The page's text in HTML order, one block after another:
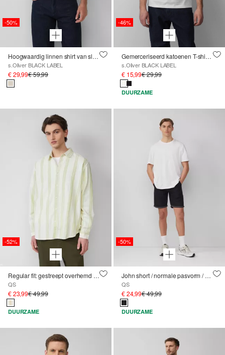
-50%
Hoogwaardig linnen shirt van slubgaren
s.Oliver BLACK LABEL
€ 29,99€ 59,99
-46%
Gemerceriseerd katoenen T-shirt met logodetail
s.Oliver BLACK LABEL
€ 15,99€ 29,99
DUURZAME
-52%
Regular fit: gestreept overhemd met gestructureerde look
QS
€ 23,99€ 49,99
DUURZAME
-50%
John short / normale pasvorm / halfhoog / vaste omslag
QS
€ 24,99€ 49,99
DUURZAME